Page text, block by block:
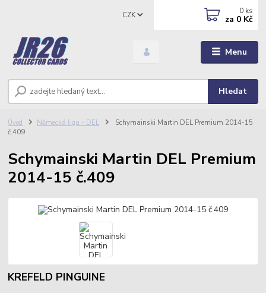
Menu
CZK
Hledat
0 ks
za 0 Kč
Úvod Německá liga - DEL
Schymainski Martin DEL Premium 2014-15
č.409
Schymainski Martin DEL Premium
2014-15 č.409
KREFELD PINGUINE